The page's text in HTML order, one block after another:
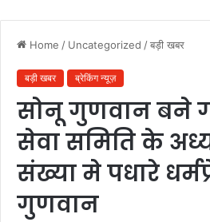
Home / Uncategorized /बड़ी खबर
बड़ी खबर ब्रेकिंग न्यूज़
सोनू गुणवान बने
सेवा समिति के
संख्या मे पधारे
गुणवान